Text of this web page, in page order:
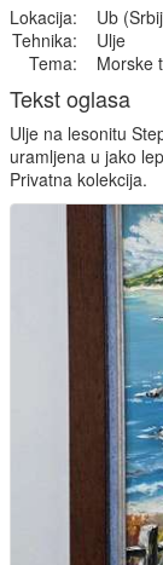
Lokacija:
Ub
Tehnika:
Ulje
Tema:
Morske
Tekst oglasa
Ulje na lesonitu
uramljena u jako
Privatna kolekcija.